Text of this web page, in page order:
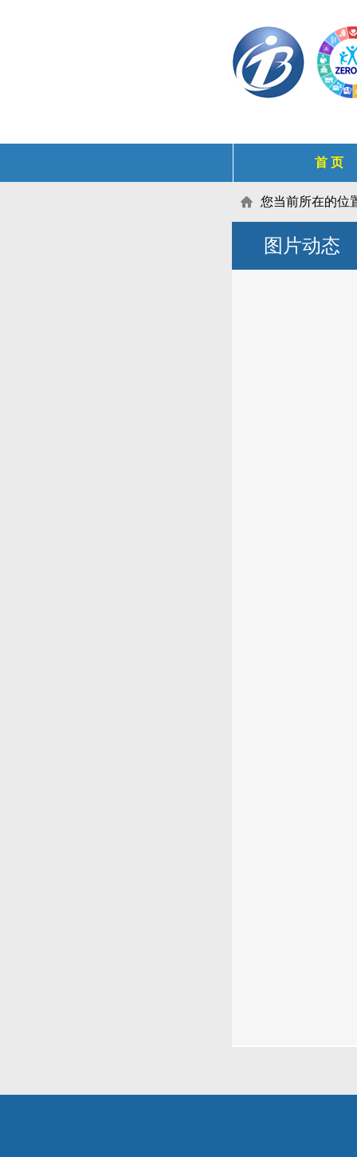
首 页
 您当前所在的位
图片动态